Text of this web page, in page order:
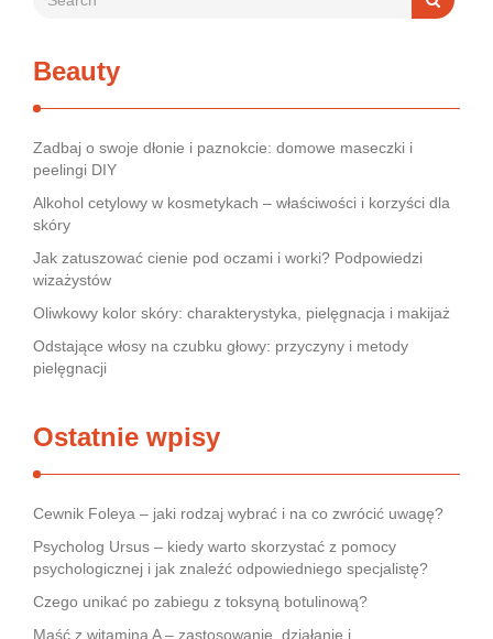
Beauty
Zadbaj o swoje dłonie i paznokcie: domowe maseczki i
peelingi DIY
Alkohol cetylowy w kosmetykach – właściwości i korzyści dla
skóry
Jak zatuszować cienie pod oczami i worki? Podpowiedzi
wizażystów
Oliwkowy kolor skóry: charakterystyka, pielęgnacja i makijaż
Odstające włosy na czubku głowy: przyczyny i metody
pielęgnacji
Ostatnie wpisy
Cewnik Foleya – jaki rodzaj wybrać i na co zwrócić uwagę?
Psycholog Ursus – kiedy warto skorzystać z pomocy
psychologicznej i jak znaleźć odpowiedniego specjalistę?
Czego unikać po zabiegu z toksyną botulinową?
Maść z witaminą A – zastosowanie, działanie i